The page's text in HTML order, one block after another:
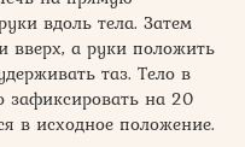
вдоль тела. Затем
вверх, а руки положить
таз. Тело в
на 20
в исходное положение.